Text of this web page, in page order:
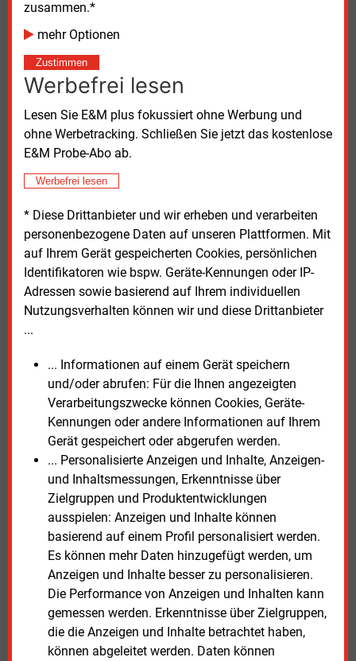
zusammen.*
mehr Optionen
Zustimmen
Werbefrei lesen
Lesen Sie E&M plus fokussiert ohne Werbung und
ohne Werbetracking. Schließen Sie jetzt das kostenlose
E&M Probe-Abo ab.
Werbefrei lesen
* Diese Drittanbieter und wir erheben und verarbeiten
personenbezogene Daten auf unseren Plattformen. Mit
auf Ihrem Gerät gespeicherten Cookies, persönlichen
Identifikatoren wie bspw. Geräte-Kennungen oder IP-
Adressen sowie basierend auf Ihrem individuellen
Nutzungsverhalten können wir und diese Drittanbieter
...
... Informationen auf einem Gerät speichern
und/oder abrufen: Für die Ihnen angezeigten
Verarbeitungszwecke können Cookies, Geräte-
Kennungen oder andere Informationen auf Ihrem
Gerät gespeichert oder abgerufen werden.
... Personalisierte Anzeigen und Inhalte, Anzeigen-
und Inhaltsmessungen, Erkenntnisse über
Zielgruppen und Produktentwicklungen
ausspielen: Anzeigen und Inhalte können
basierend auf einem Profil personalisiert werden.
Es können mehr Daten hinzugefügt werden, um
Anzeigen und Inhalte besser zu personalisieren.
Die Performance von Anzeigen und Inhalten kann
gemessen werden. Erkenntnisse über Zielgruppen,
die die Anzeigen und Inhalte betrachtet haben,
können abgeleitet werden. Daten können
voranzutreiben.
Kommunen fürchten um Wärmeplanung
Kritik kam zudem von kommunalen
und Gemeindebundes, des Deutschen
Landkreistages und des Deutschen Städtetages
erklärten in einer gemeinsamen Stellungnahme, die
geplante Abschaffung zentraler Regelungen des
Kommunen eine wichtige Grundlage für
Investitionsentscheidungen in die
Wärmeinfrastruktur.
Auch der Deutsche Mieterbund sieht Risiken.
Bundesdirektor Florian Becker warnte vor steigenden
Heizkosten für Mieterinnen und Mieter. Besonders
Gasheizungen seien von Preissteigerungen betroffen.
Der Verband fordert deshalb einen
technologieneutralen Heizkostendeckel. Zudem solle
der CO2-Preis vollständig von Vermietern getragen
werden.
Der Eigentümerverband Haus & Grund bewertet den
Gesetzentwurf dagegen grundsätzlich positiv.
Präsident Kai Warnecke begrüßte insbesondere den
Wegfall der bisherigen Vorgabe, wonach neue
Heizungen zu mindestens 65 Prozent mit
erneuerbaren Energien betrieben werden müssen.
Gleichzeitig kritisierte er zusätzliche Nachweis- und
Dokumentationspflichten durch die geplante Bio-
Treppe.